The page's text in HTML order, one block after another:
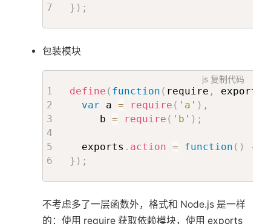
} ) ;
包装模块
js 复制代码
define ( function ( require , exports
var a = require ( 'a' ) ,
     b
= require ( 'b' ) ;
  exports
. action = function ( ) {
} ) ;
不考虑多了一层函数外，格式和 Node.js 是一样
的：使用 require 获取依赖模块，使用 exports